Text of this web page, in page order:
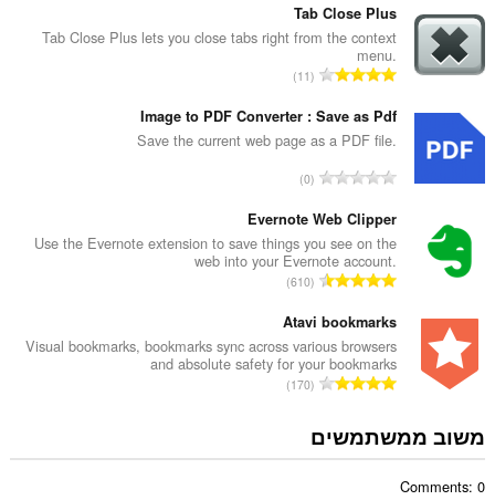
פ
ר
י
ו
ג
י
ם
:
Tab Close Plus
Tab Close Plus lets you close tabs right from the context
menu.
מ
פ
ר
י
ו
ג
י
ם
11
Image to PDF Converter : Save as Pdf
Save the current web page as a PDF file.
מ
פ
ר
ד
י
ג
י
ם
0
Evernote Web Clipper
Use the Evernote extension to save things you see on the
web into your Evernote account.
מ
פ
ר
ד
י
ו
ג
610
Atavi bookmarks
Visual bookmarks, bookmarks sync across various browsers
and absolute safety for your bookmarks
מ
ר
170
משוב ממשתמשים
Comments: 0